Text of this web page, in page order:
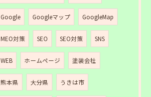
Google Googleマップ GoogleMap
MEO対策 SEO SEO対策 SNS
WEB ホームページ 塗装会社
熊本県 大分県 うきは市